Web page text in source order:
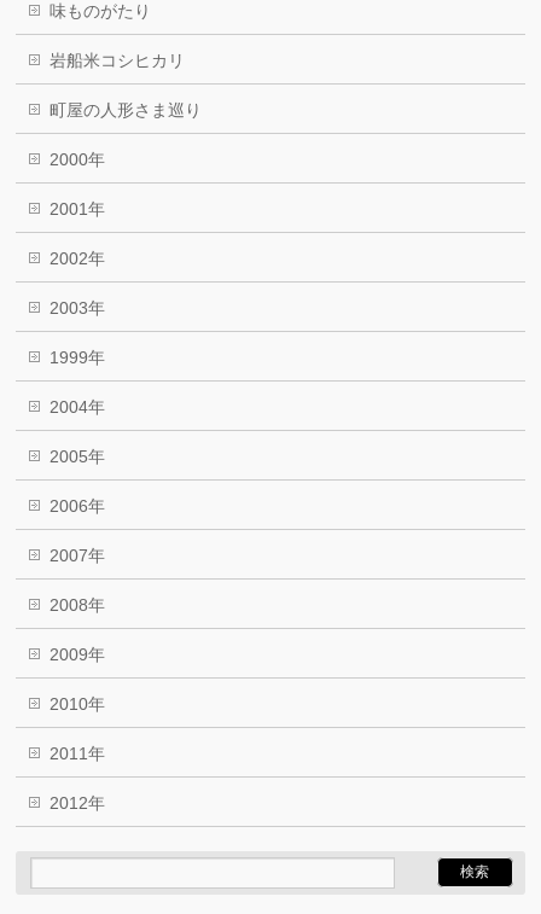
味ものがたり
岩船米コシヒカリ
町屋の人形さま巡り
2000年
2001年
2002年
2003年
1999年
2004年
2005年
2006年
2007年
2008年
2009年
2010年
2011年
2012年